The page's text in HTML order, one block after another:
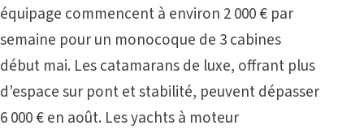
équipage commencent à environ 2 000 € par
semaine pour un monocoque de 3 cabines
début mai. Les catamarans de luxe, offrant plus
d’espace sur pont et stabilité, peuvent dépasser
6 000 € en août. Les yachts à moteur